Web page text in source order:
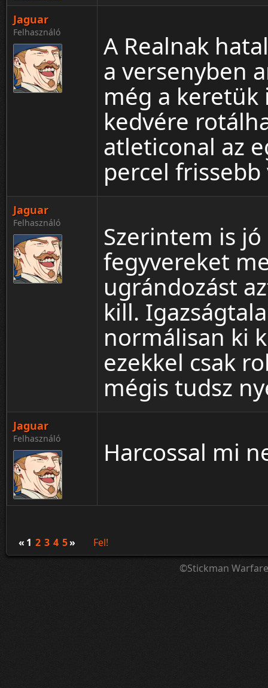
Jaguar
Felhasználó
A Realnak
a versenyben
még a keretük
kedvére
atleticonal az
percel frissebb
Jaguar
Felhasználó
Szerintem is
fegyvereket
ugrándozást
kill.
normálisan ki
ezekkel csak
mégis tudsz
Jaguar
Felhasználó Harcossal mi
« 1 2 3 4 5»
Fel!
©Stickman Warfare